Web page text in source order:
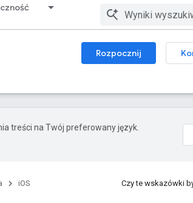
Rozpocznij
treści na Twój preferowany język.
iOS
Czy te wskazówki